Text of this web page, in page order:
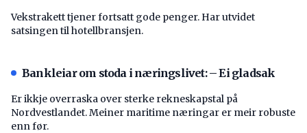
Vekstrakett tjener fortsatt gode penger. Har utvidet
satsingen til hotellbransjen.
Bankleiar om stoda i næringslivet: – Ei gladsak
Er ikkje overraska over sterke rekneskapstal på
Nordvestlandet. Meiner maritime næringar er meir robuste
enn før.